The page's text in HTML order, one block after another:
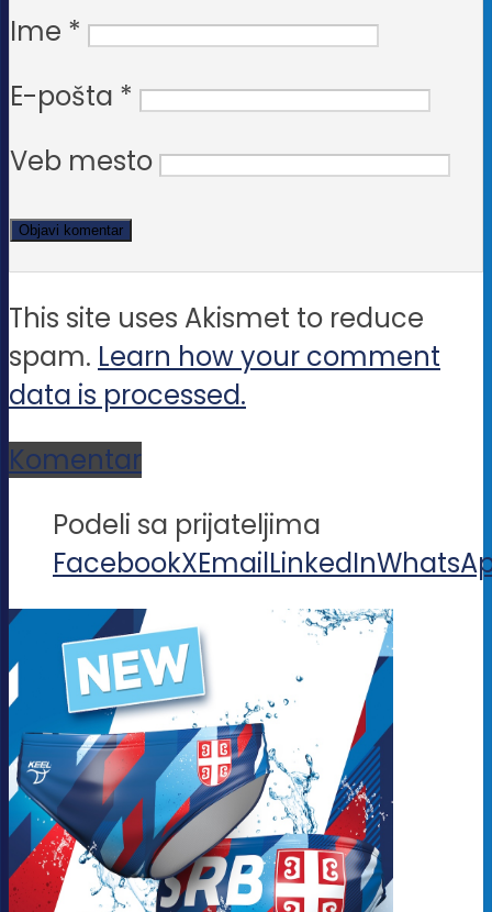
izabrane
na
stranici
proizvoda.
Ime *
E-pošta *
Veb mesto
This site uses Akismet to reduce
spam. Learn how your comment
data is processed.
Komentar
Podeli sa prijateljima
FacebookXEmailLinkedIn